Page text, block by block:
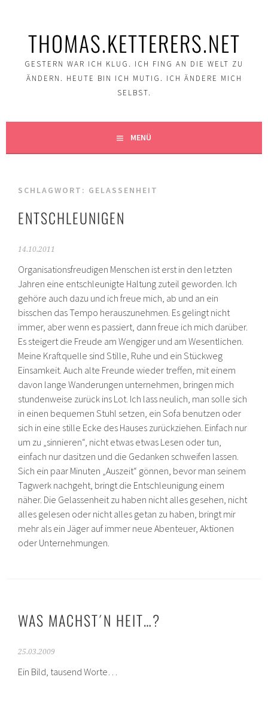
THOMAS.KETTERERS.NET
GESTERN WAR ICH KLUG. ICH FING AN DIE WELT ZU
ÄNDERN. HEUTE BIN ICH MUTIG. ICH ÄNDERE MICH
SELBST.
MENÜ
SCHLAGWORT: GELASSENHEIT
ENTSCHLEUNIGEN
14.10.2011
Organisationsfreudigen Menschen ist erst in den letzten
Jahren eine entschleunigte Haltung zuteil geworden. Ich
gehöre auch dazu und ich freue mich, ab und an ein
bisschen das Tempo herauszunehmen. Es gelingt nicht
immer, aber wenn es passiert, dann freue ich mich darüber.
Es steigert die Freude am Wengiger und am Wesentlichen.
Meine Kraftquelle sind Stille, Ruhe und ein Stückweg
Einsamkeit. Auch alte Freunde wieder treffen, mit einem
davon lange Wanderungen unternehmen, bringen mich
stundenweise zurück ins Lot. Ich lass neulich, man solle sich
in einen bequemen Stuhl setzen, ein Sofa benutzen oder
sich in eine stille Ecke des Hauses zurückziehen. Einfach nur
um zu „sinnieren“, nicht etwas etwas Lesen oder tun,
einfach nur dasitzen und die Gedanken schweifen lassen.
Sich ein paar Minuten „Auszeit“ gönnen, bevor man seinem
Tagwerk nachgeht, bringt die Entschleunigung einem
näher. Die Gelassenheit zu haben nicht alles gesehen, nicht
alles gelesen oder nicht alles getan zu haben, bringt mir
mehr als ein Jäger auf immer neue Abenteuer, Aktionen
oder Unternehmungen.
WAS MACHST´N HEIT…?
25.03.2009
Ein Bild, tausend Worte…